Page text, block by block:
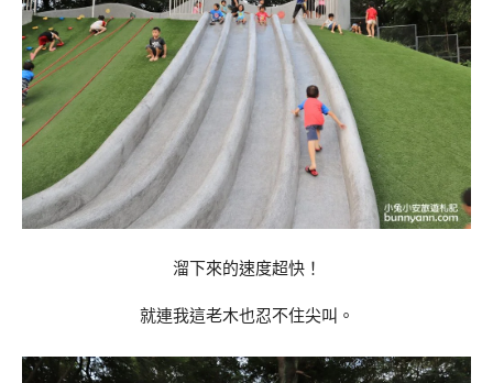
溜下來的速度超快！
就連我這老木也忍不住尖叫。